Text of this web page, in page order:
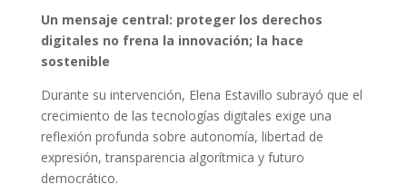
Un mensaje central: proteger los derechos
digitales no frena la innovación; la hace
sostenible
Durante su intervención, Elena Estavillo subrayó que el
crecimiento de las tecnologías digitales exige una
reflexión profunda sobre autonomía, libertad de
expresión, transparencia algorítmica y futuro
democrático.